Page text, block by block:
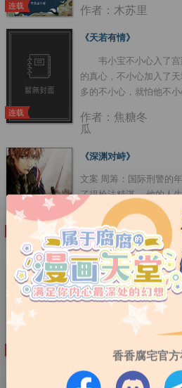
后，欲求不满的聂仁衍
你他娘的究竟把劳资当
连载
在画像前问：这谁画的
感动。 更新真的不定时
怪 搜索关键字：主角
┃其它： 一句话简介：做
作者：木苏里
连载
《天若有情》
韦小宝不小心入了宫
的真心，不小心加入
多的不小心，就怕他不
情天亦老。....
作者：焦糖冬
瓜
《深渊对峙》
文案 周筹：国际刑警的
了得枪法精湛， 他的人
伦佐这个深渊之前停下了
的魅力与心计前纷纷落
直到那场爆炸打乱了他
为钻石豪门的继承人，
安森•罗伦佐：他享受人
力，他冷血无情不按条理
情——因为不能用钱买到
第一次见到那个年轻的
光坠入了他的深渊，他
难，我终于把文修好了
杀而死。那祝福有被整
得及跳下深渊的朋友也
作者：焦糖冬
瓜
《靠近你，淹没我》
作品简介（文案）： 本
者醉了，请忽略） 本文是一个没有逼格的粗神经女汉子
卧底侦查非法洗钱交易
负责刑事案件，经警就
案一】： 莫云舟：你觉得我像赌徒吗？ 宁韵然：不像。
作者：焦糖冬
香香腐宅官